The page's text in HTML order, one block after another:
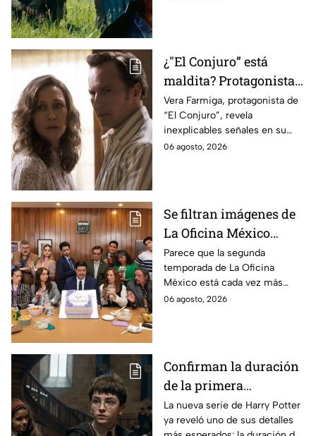
¿"El Conjuro” está
maldita? Protagonista
revela INQUIETANTES
señales en su cuerpo
durante la grabación de
la película
Vera Farmiga, protagonista de
“El Conjuro”, revela
inexplicables señales en su
cuerpo durante el rodaje de la
06 agosto, 2026
Se filtran imágenes de
La Oficina México
temporada 2 y un
detalle desata teorías
entre los fans
Parece que la segunda
temporada de La Oficina
México está cada vez más
cerca, pues el elenco ya se
06 agosto, 2026
Confirman la duración
de la primera
temporada de Harry
Potter y emocionará a
La nueva serie de Harry Potter
ya reveló uno de sus detalles